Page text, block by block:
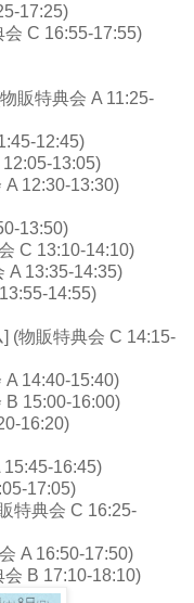
17:25)
C 16:55-17:55)
販特典会 A 11:25-
12:45)
13:05)
A 12:30-13:30)
13:50)
C 13:10-14:10)
A 13:35-14:35)
14:55)
(物販特典会 C 14:15-
A 14:40-15:40)
B 15:00-16:00)
16:20)
16:45)
17:05)
特典会 C 16:25-
A 16:50-17:50)
B 17:10-18:10)